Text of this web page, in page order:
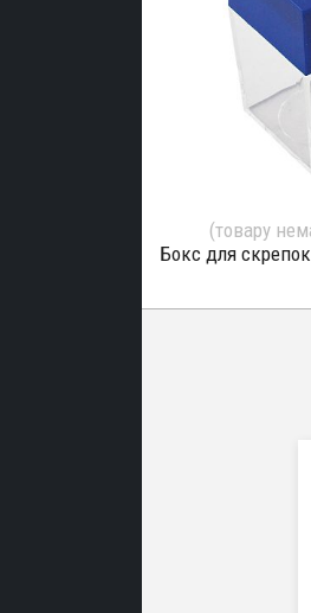
(товару
Бокс для